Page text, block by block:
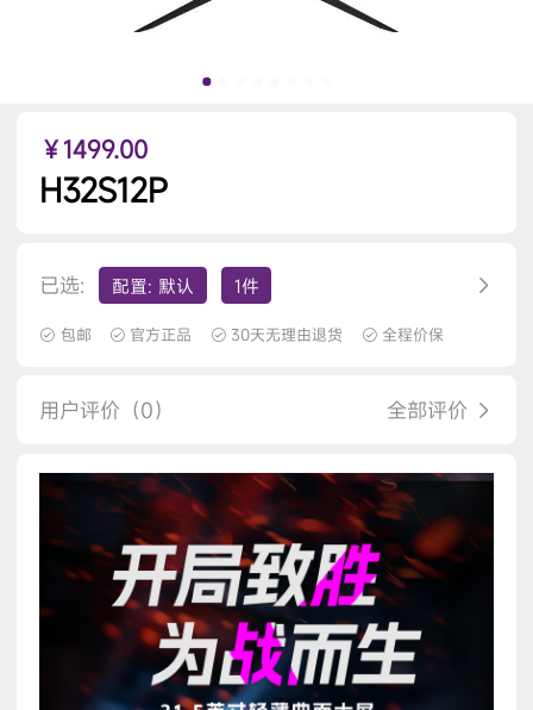
￥1499.00
H32S12P
已选: 配置: 默认 1件
包邮 官方正品 30天无理由退货 全程价保
用户评价（0） 全部评价